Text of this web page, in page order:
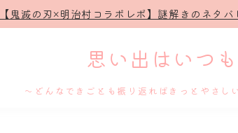
【鬼滅の刃×明治村コラボレポ】謎解きのネタ
思い出はいつ
～どんなできごとも振り返ればきっとやさ